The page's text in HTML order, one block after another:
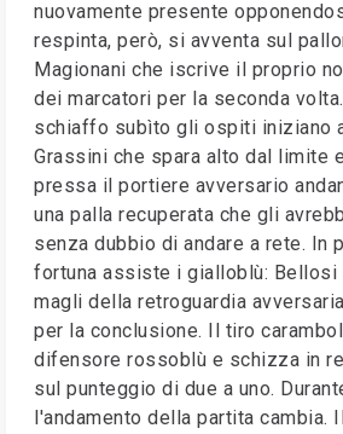
nuovamente presente
respinta, però, si avventa sul
Magionani che iscrive il proprio
dei marcatori per la seconda
schiaffo subìto gli ospiti iniziano
Grassini che spara alto dal limite
pressa il portiere avversario
una palla recuperata che gli
senza dubbio di andare a rete. In
fortuna assiste i gialloblù: Bellosi
magli della retroguardia
per la conclusione. Il tiro
difensore rossoblù e schizza in
sul punteggio di due a uno.
l'andamento della partita cambia.